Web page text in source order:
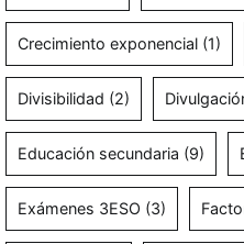
Crecimiento exponencial (1)
Divisibilidad (2)
Educación secundaria (9)
Exámenes 3ESO (3)